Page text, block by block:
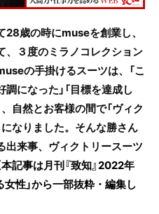
歳の時にmuseを創業し、
、３度のミラノコレクション
の手掛けるスーツは、「こ
になった」「目標を達成し
自然とお客様の間で「ヴィク
なりました。そんな勝さん
出来事、ヴィクトリースーツ
本記事は月刊『致知』2022年
性」から一部抜粋・編集し